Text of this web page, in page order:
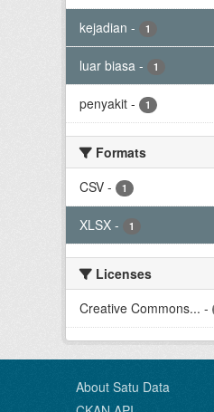
kejadian - 1
luar biasa - 1
penyakit - 1
Formats
CSV - 1
XLSX - 1
Licenses
Creative Commons... -
About Satu Data